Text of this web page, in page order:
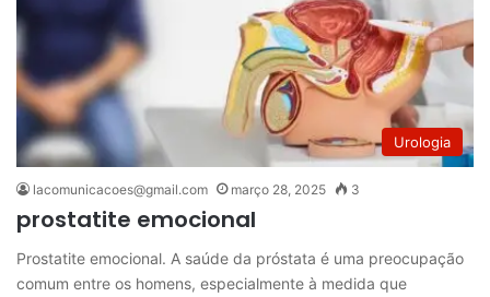
Urologia
lacomunicacoes@gmail.com março 28, 2025 3
prostatite emocional
Prostatite emocional. A saúde da próstata é uma preocupação
comum entre os homens, especialmente à medida que